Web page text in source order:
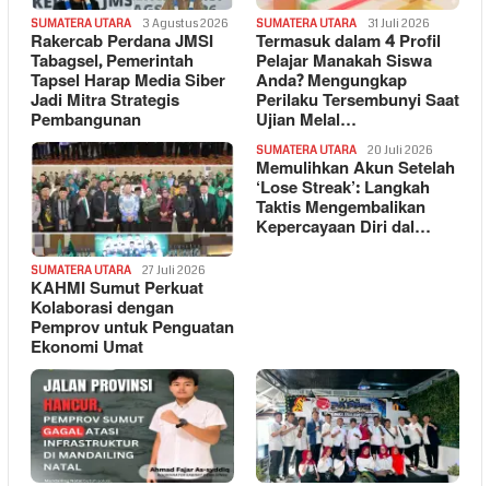
SUMATERA UTARA 3 Agustus 2026
Rakercab Perdana JMSI
Tabagsel, Pemerintah
Tapsel Harap Media Siber
Jadi Mitra Strategis
Pembangunan
SUMATERA UTARA 31 Juli 2026
Termasuk dalam 4 Profil
Pelajar Manakah Siswa
Anda? Mengungkap
Perilaku Tersembunyi Saat
Ujian Melal…
SUMATERA UTARA 27 Juli 2026
KAHMI Sumut Perkuat
Kolaborasi dengan
Pemprov untuk Penguatan
Ekonomi Umat
SUMATERA UTARA 20 Juli 2026
Memulihkan Akun Setelah
‘Lose Streak’: Langkah
Taktis Mengembalikan
Kepercayaan Diri dal…